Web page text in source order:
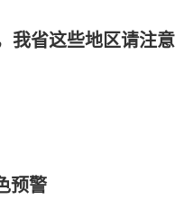
我省这些地区请注意
预警